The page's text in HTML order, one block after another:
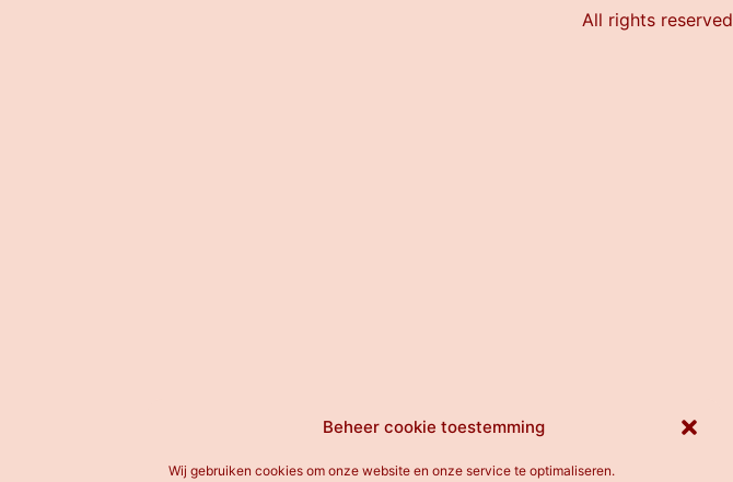
Beheer cookie toestemming
Wij gebruiken cookies om onze website en onze service te optimaliseren.
All rights reserved